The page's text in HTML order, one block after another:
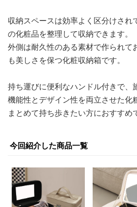
収納スペースは効率よく区分けされ
の化粧品を整理して収納できます。
外側は耐久性のある素材で作られて
も美しさを保つ化粧収納箱です。
持ち運びに便利なハンドル付きで、
機能性とデザイン性を両立させた化
まとめて持ち歩きたい方におすすめ
今回紹介した商品一覧